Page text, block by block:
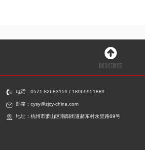
回到顶部
电话：0571-82683159 / 18969951889
邮箱：cysy@zjcy-china.com
地址：杭州市萧山区南阳街道赭东村永里路69号